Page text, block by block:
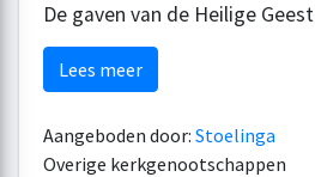
De gaven van de Heilige Geest
Lees meer
Aangeboden door: Stoelinga
Overige kerkgenootschappen